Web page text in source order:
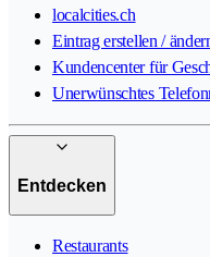
localcities.ch
Eintrag erstellen /
Kundencenter für
Unerwünschtes
Entdecken
Restaurants